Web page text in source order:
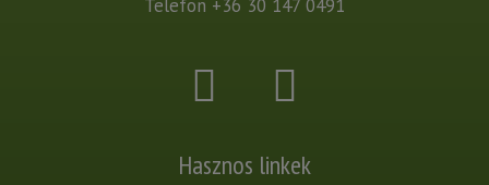
Telefon +36 30 147 0491
Hasznos linkek